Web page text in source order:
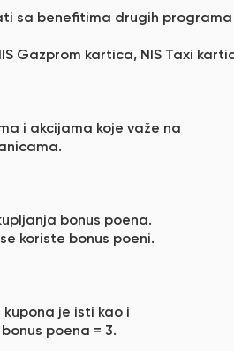
sa benefitima drugih programa
Gazprom kartica, NIS Taxi
i akcijama koje važe na
bonus poena.
koriste bonus poeni.
je isti kao i
poena = 3.